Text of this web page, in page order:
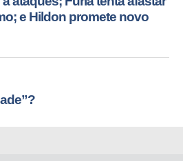
e Hildon promete novo